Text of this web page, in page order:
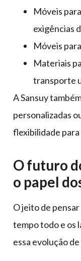
Móveis
exigências
Móveis
Materiais
transporte
A Sansuy
personalizadas
flexibilidade
O futuro
o papel
O jeito de
tempo todo e os
essa evolução